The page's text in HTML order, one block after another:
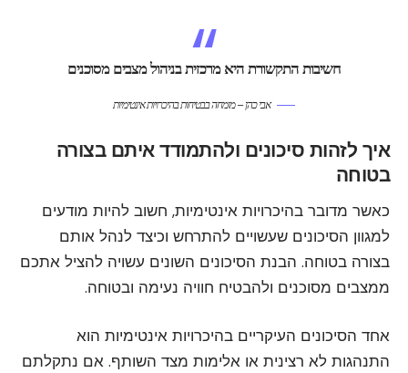
חשיבות התקשורת היא מרכזית בניהול מצבים מסוכנים
אבי כהן – מומחה בבטיחות בהיכרויות אינטימיות
איך לזהות סיכונים ולהתמודד איתם בצורה
בטוחה
כאשר מדובר בהיכרויות אינטימיות, חשוב להיות מודעים
למגוון הסיכונים שעשויים להתרחש וכיצד לנהל אותם
בצורה בטוחה. הבנת הסיכונים השונים עשויה להציל אתכם
ממצבים מסוכנים ולהבטיח חוויה נעימה ובטוחה.
אחד הסיכונים העיקריים בהיכרויות אינטימיות הוא
התנהגות לא רצינית או אלימות מצד השותף. אם נתקלתם